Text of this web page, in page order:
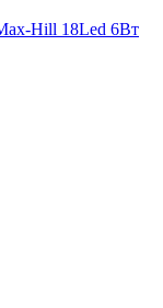
Hill 18Led 6Вт